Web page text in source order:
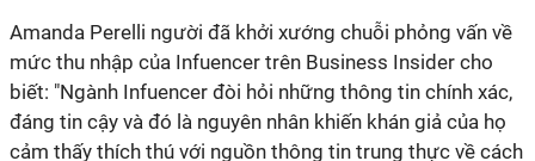
Amanda Perelli người đã khởi xướng chuỗi phỏng vấn về
mức thu nhập của Infuencer trên Business Insider cho
biết: "Ngành Infuencer đòi hỏi những thông tin chính xác,
đáng tin cậy và đó là nguyên nhân khiến khán giả của họ
cảm thấy thích thú với nguồn thông tin trung thực về cách